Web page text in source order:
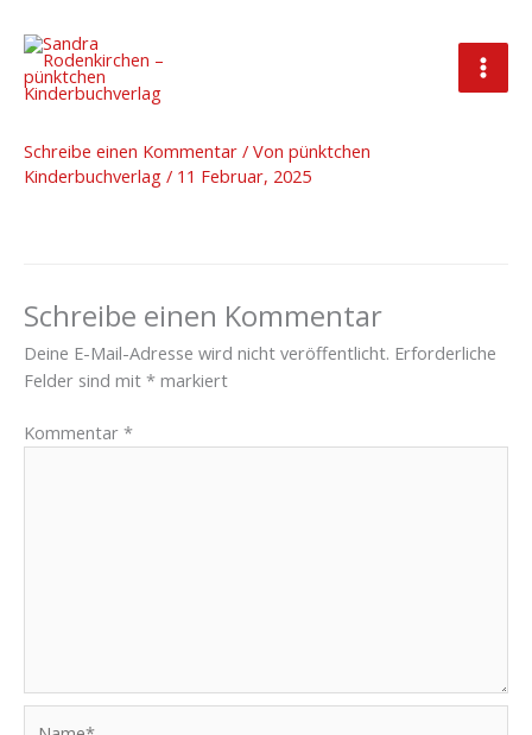
Inhalt
springen
20250210_121708
Schreibe einen Kommentar / Von pünktchen
Kinderbuchverlag / 11 Februar, 2025
Schreibe einen Kommentar
Deine E-Mail-Adresse wird nicht veröffentlicht. Erforderliche
Felder sind mit * markiert
Kommentar *